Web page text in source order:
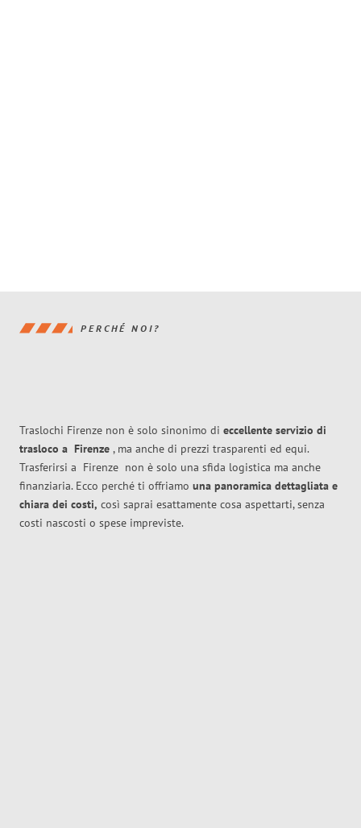
PERCHÉ NOI?
Traslochi Firenze non è solo sinonimo di eccellente servizio di
trasloco a Firenze , ma anche di prezzi trasparenti ed equi.
Trasferirsi a Firenze non è solo una sfida logistica ma anche
finanziaria. Ecco perché ti offriamo una panoramica dettagliata e
chiara dei costi, così saprai esattamente cosa aspettarti, senza
costi nascosti o spese impreviste.